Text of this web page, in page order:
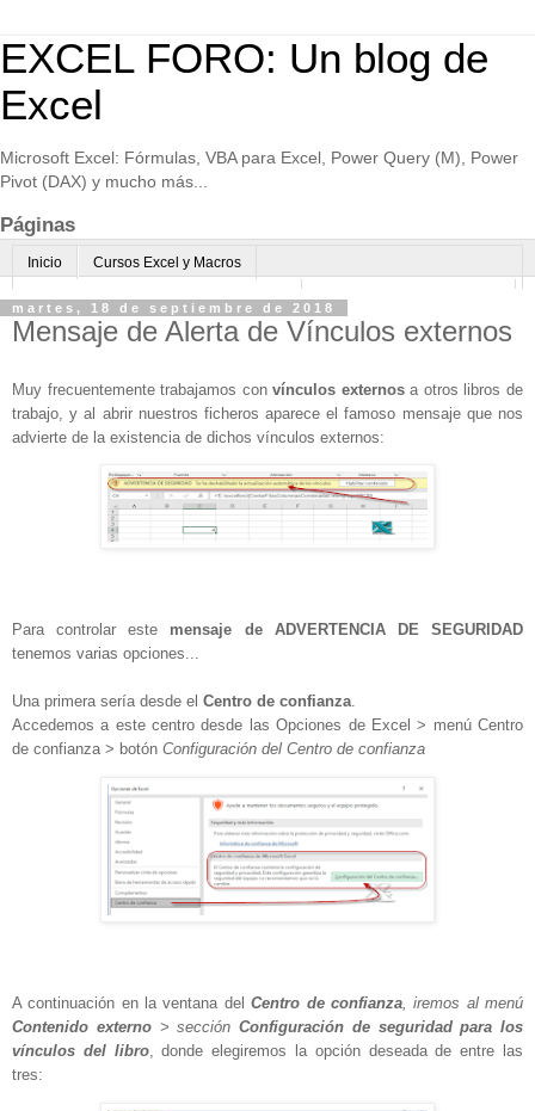
EXCEL FORO: Un blog de
Excel
Microsoft Excel: Fórmulas, VBA para Excel, Power Query (M), Power
Pivot (DAX) y mucho más...
Páginas
Inicio Cursos Excel y Macros
Excel Avanzado online-Microsoft Teams Consultoría avanzada Excel
Normas de uso Algo sobre mi
martes, 18 de septiembre de 2018
Mensaje de Alerta de Vínculos externos
Muy frecuentemente trabajamos convínculos externosa otros libros de
trabajo, y al abrir nuestros ficheros aparece el famoso mensaje que nos
advierte de la existencia de dichos vínculos externos:
Para controlar este mensaje de ADVERTENCIA DE SEGURIDAD
tenemos varias opciones...
Una primera sería desde el Centro de confianza.
Accedemos a este centro desde las Opciones de Excel > menú Centro
de confianza > botón Configuración del Centro de confianza
A continuación en la ventana delCentro de confianza, iremos al menú
Contenido externo> sección Configuración de seguridad para los
vínculos del libro, donde elegiremos la opción deseada de entre las
tres: